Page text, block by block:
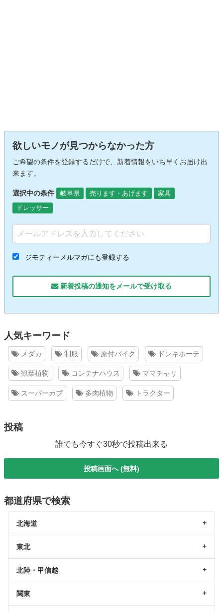
欲しいモノが見つからなかった方
ご希望の条件を登録するだけで、新着情報をいち早くお届け出
来ます。
選択中の条件 岐阜県 売ります・あげます
家具
ドレッサー
ジモティーメルマガにも登録する
新着投稿の通知をメールで受け取る
人気キーワード
メダカ 制服 原付バイク ドンキホーテ
観葉植物 コンテナハウス ママチャリ
スーパーカブ 多肉植物 トラクター
投稿
誰でも今すぐ30秒で投稿出来る
投稿画面へ (無料)
都道府県で検索
北海道
東北
北陸・甲信越
関東